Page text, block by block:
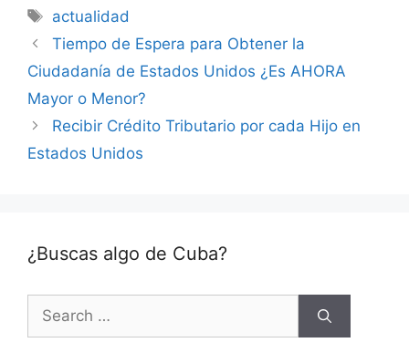
Tags
actualidad
Tiempo de Espera para Obtener la
Ciudadanía de Estados Unidos ¿Es AHORA
Mayor o Menor?
Recibir Crédito Tributario por cada Hijo en
Estados Unidos
¿Buscas algo de Cuba?
Search
for: